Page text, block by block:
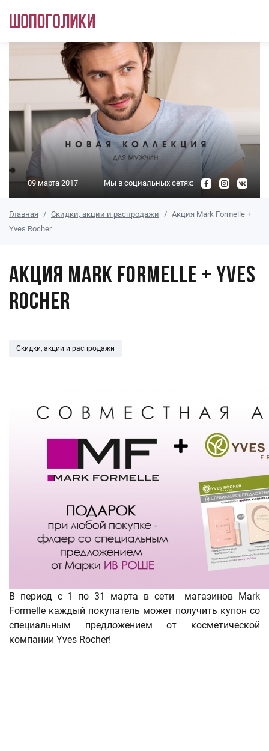
Перейти к основному содержанию
09 марта 2017 Мы в социальных сетях:
Главная Скидки, акции и распродажи
Акция Mark Formelle +
Yves Rocher
Акция Mark Formelle + Yves
Rocher
Скидки, акции и распродажи
В период с 1 по 31 марта в сети магазинов Mark
Formelle каждый покупатель может получить купон со
специальным предложением от косметической
компании Yves Rocher!